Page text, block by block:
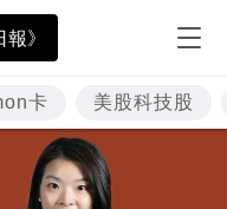
》
卡 美股科技股